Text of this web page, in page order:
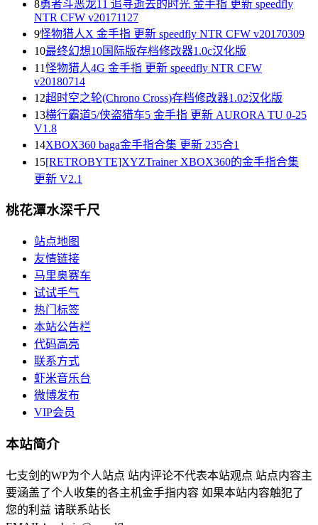
8勇者斗恶龙11 追寻逝去的时光 金手指 更新 speedfly
NTR CFW v20171127
9怪物猎人X 金手指 更新 speedfly NTR CFW v20170309
10最终幻想10国际版存档修改器1.0c汉化版
11怪物猎人4G 金手指 更新 speedfly NTR CFW
v20180714
12超时空之轮(Chrono Cross)存档修改器1.02汉化版
13横行霸道5/侠盗猎车5 金手指 更新 AURORA TU 0-25
V1.8
14XBOX360 baga金手指合集 更新 235合1
15[RETROBYTE]XYZTrainer XBOX360的金手指合集
更新 V2.1
桃花潭水深千尺
站点地图
友情链接
马里奥赛车
试试手气
热门标签
本站公告栏
代码高亮
联系方式
虾米音乐台
微博发布
VIP会员
本站简介
七支剑的WP为个人站点 站内评论不代表本站观点 站点内容主
要涵盖了个人收集的各主机金手指内容 如果本站内容触犯了
您的利益 请联系站长